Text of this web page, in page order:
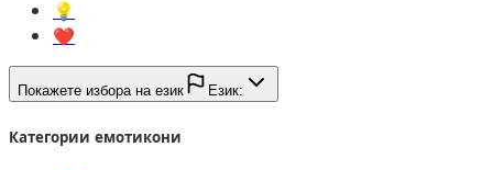
💡️
❤️
Покажете избора на език Език:
Категории емотикони